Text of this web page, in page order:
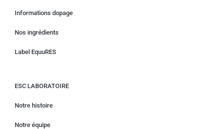
Informations dopage
Nos ingrédients
Label EquuRES
ESC LABORATOIRE
Notre histoire
Notre équipe